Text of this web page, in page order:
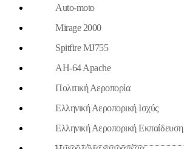
Auto-moto
Mirage 2000
Spitfire MJ755
AH-64 Apache
Πολιτική Αεροπορία
Ελληνική Αεροπορική Ισχύς
Ελληνική Αεροπορική Εκπαίδευση